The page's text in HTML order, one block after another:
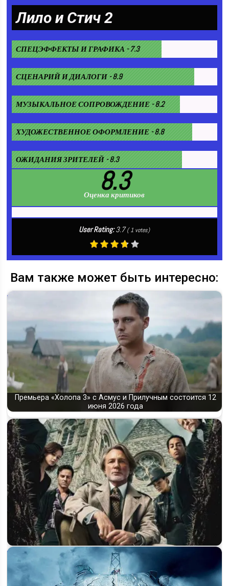
Лило и Стич 2
СПЕЦЭФФЕКТЫ И ГРАФИКА - 7.3
СЦЕНАРИЙ И ДИАЛОГИ - 8.9
МУЗЫКАЛЬНОЕ СОПРОВОЖДЕНИЕ - 8.2
ХУДОЖЕСТВЕННОЕ ОФОРМЛЕНИЕ - 8.8
ОЖИДАНИЯ ЗРИТЕЛЕЙ - 8.3
8.3
Оценка критиков
User Rating:3.7 (1 votes)
Вам также может быть интересно:
Премьера «Холопа 3» с Асмус и Прилучным состоится 12
июня 2026 года
«Достать ножи 4» — будет ли продолжение и что известно
о новом фильме